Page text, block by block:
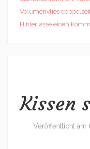
Volumenvlies
Hinterlasse einen
Kissen
Veröffentlicht am